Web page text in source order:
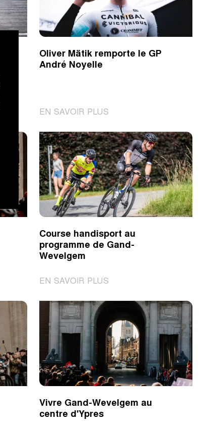
Oliver Mätik remporte le GP
André Noyelle
EN SAVOIR PLUS
Mätik
remporte
le
GP
André
Noyelle
Course handisport au
programme de Gand-
Wevelgem
EN SAVOIR PLUS
handisport
au
programme
de
Gand-
Wevelgem
Vivre Gand-Wevelgem au
centre d'Ypres